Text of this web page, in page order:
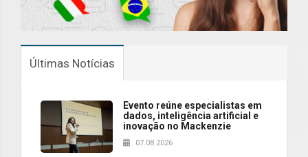
Últimas Notícias
Evento reúne especialistas em
dados, inteligência artificial e
inovação no Mackenzie
07.08.2026